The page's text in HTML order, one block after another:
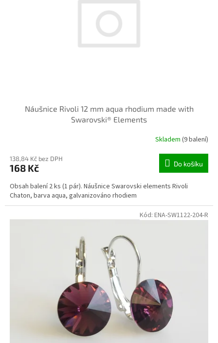
Náušnice Rivoli 12 mm aqua rhodium made with
Swarovski® Elements
Skladem (9 balení)
138,84 Kč bez DPH
168 Kč Do košíku
Obsah balení 2 ks (1 pár). Náušnice Swarovski elements Rivoli
Chaton, barva aqua, galvanizováno rhodiem
Kód: ENA-SW1122-204-R